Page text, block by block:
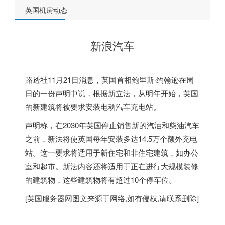
英国机房动态
新浪汽车
路透社11月21日消息， 英国首相鲍里斯·约翰逊在周
日的一份声明中说，根据新立法，从明年开始， 英国
的新建筑将被要求安装电动汽车充电站。
声明称，在2030年英国停止销售新的汽油和柴油汽车
之前，新法将使英国每年安装多达14.5万个额外充电
站。这一要求将适用于新住宅和非住宅建筑，如办公
室和超市。新法内容还将适用于正在进行大规模装修
的建筑物，这些建筑物将有超过10个停车位。
[英国服务器网图文来源于网络,如有侵权,请联系删除]